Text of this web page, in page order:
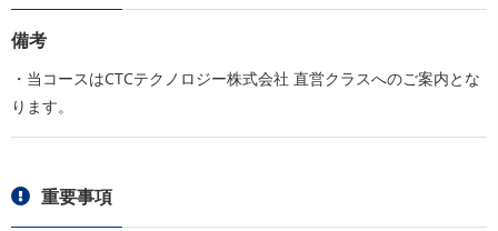
備考
・当コースはCTCテクノロジー株式会社 直営クラスへのご案内とな
ります。
重要事項